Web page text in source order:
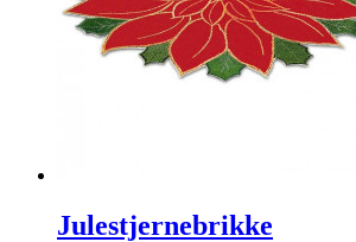
Julestjernebrikke